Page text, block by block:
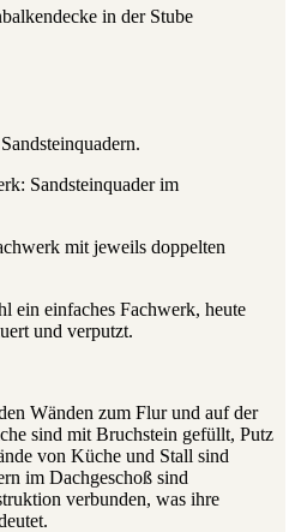
in der Stube
Sandsteinquader im
mit jeweils doppelten
ein einfaches Fachwerk, heute
und verputzt.
Wänden zum Flur und auf der
sind mit Bruchstein gefüllt, Putz
von Küche und Stall sind
im Dachgeschoß sind
verbunden, was ihre